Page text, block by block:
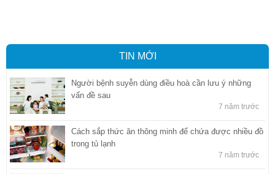
TIN MỚI
Người bệnh suyễn dùng điều hoà cần lưu ý những
vấn đề sau
7 năm trước
Cách sắp thức ăn thông minh để chứa được nhiều đồ
trong tủ lạnh
7 năm trước